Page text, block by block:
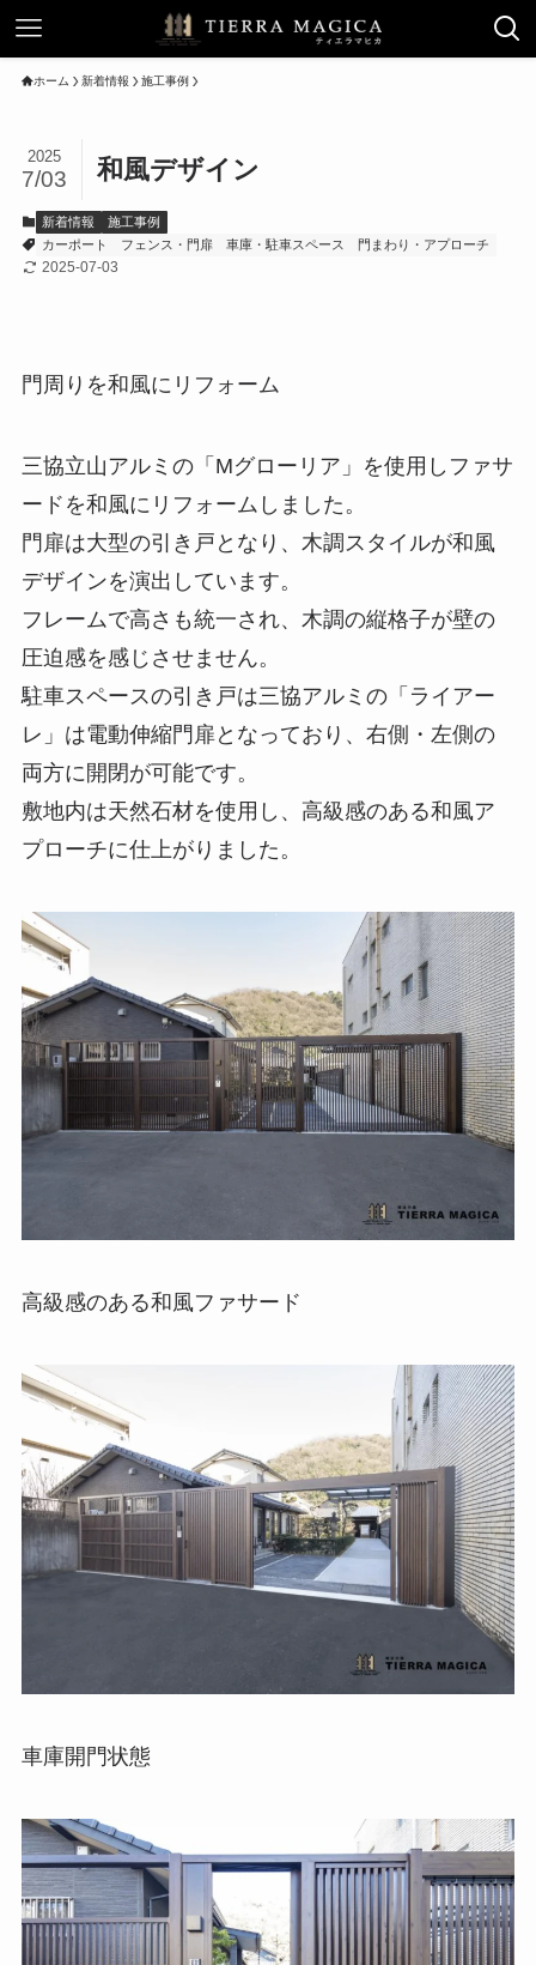
ホーム 新着情報 施工事例
和風デザイン
2025
7/03
新着情報
施工事例
カーポート
フェンス・門扉 車庫・駐車スペース 門まわり・アプローチ
2025-07-03
門周りを和風にリフォーム
三協立山アルミの「Mグローリア」を使用しファサ
ードを和風にリフォームしました。
門扉は大型の引き戸となり、木調スタイルが和風
デザインを演出しています。
フレームで高さも統一され、木調の縦格子が壁の
圧迫感を感じさせません。
駐車スペースの引き戸は三協アルミの「ライアー
レ」は電動伸縮門扉となっており、右側・左側の
両方に開閉が可能です。
敷地内は天然石材を使用し、高級感のある和風ア
プローチに仕上がりました。
高級感のある和風ファサード
車庫開門状態